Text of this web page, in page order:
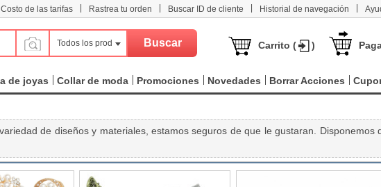
Costo de las tarifas Rastrea tu orden Buscar ID de cliente Historial de navegación
Todos los productos Carrito ( )
de joyas Collar de moda Promociones Novedades Borrar Acciones
de diseños y materiales, estamos seguros de que le gustaran. Disponemos